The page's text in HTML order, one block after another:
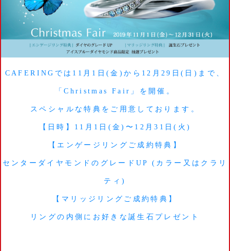
CAFERINGでは11月1日(金)から12月29日(日)まで、
「Christmas Fair」を開催。
スペシャルな特典をご用意しております。
【日時】11月1日(金)〜12月31日(火)
【エンゲージリングご成約特典】
センターダイヤモンドのグレードUP (カラー又はクラリ
ティ)
【マリッジリングご成約特典】
リングの内側にお好きな誕生石プレゼント